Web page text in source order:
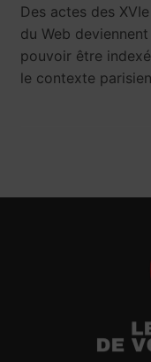
Des actes des
du Web
pouvoir être
le contexte